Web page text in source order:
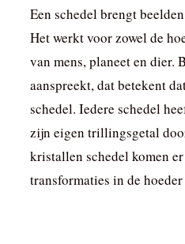
Een schedel brengt
Het werkt voor zowel de
van mens, planeet en dier.
aanspreekt, dat betekent
schedel. Iedere schedel
zijn eigen trillingsgetal
kristallen schedel komen
transformaties in de